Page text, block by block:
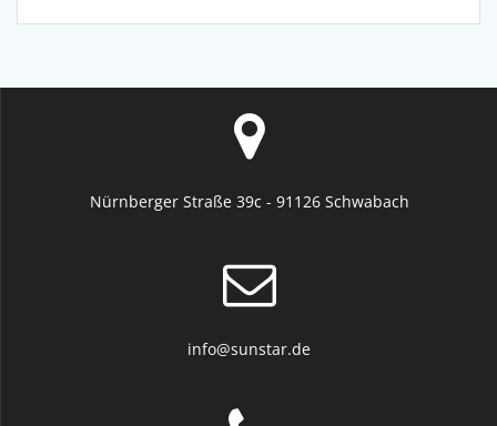
Nürnberger Straße 39c - 91126 Schwabach
info@sunstar.de